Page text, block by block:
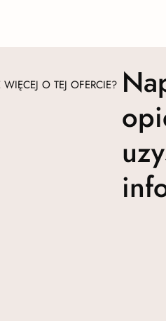
O TEJ OFERCIE?